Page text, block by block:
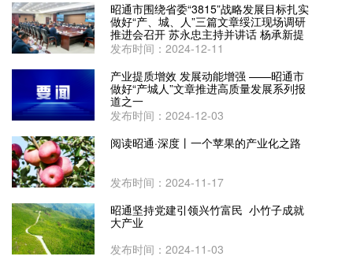
昭通市围绕省委“3815”战略发展目标扎实
做好“产、城、人”三篇文章绥江现场调研
推进会召开 苏永忠主持并讲话 杨承新提
工作要求
发布时间：2024-12-11
产业提质增效 发展动能增强 ——昭通市
做好“产城人”文章推进高质量发展系列报
道之一
发布时间：2024-12-03
阅读昭通·深度丨一个苹果的产业化之路
发布时间：2024-11-17
昭通坚持党建引领兴竹富民 小竹子成就
大产业
发布时间：2024-11-03